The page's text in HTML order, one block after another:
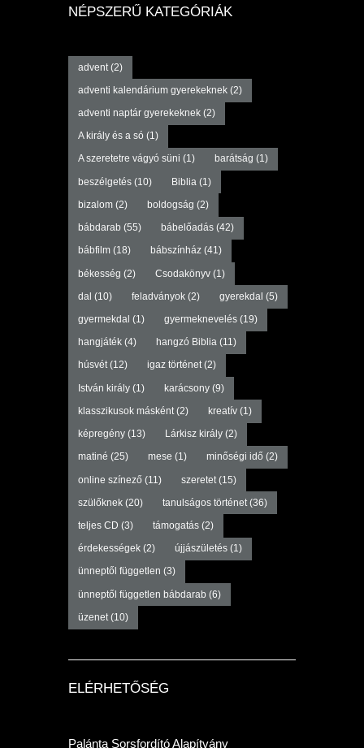
NÉPSZERŰ KATEGÓRIÁK
advent(2)
adventi kalendárium gyerekeknek(2)
adventi naptár gyerekeknek(2)
A király és a só (1)
A szeretetre vágyó süni (1) barátság (1)
beszélgetés(10) Biblia (1)
bizalom(2) boldogság (2)
bábdarab (55) bábelőadás(42)
bábfilm(18) bábszínház(41)
békesség (2) Csodakönyv(1)
dal (10) feladványok(2) gyerekdal (5)
gyermekdal (1) gyermeknevelés(19)
hangjáték(4) hangzó Biblia(11)
húsvét(12) igaz történet(2)
István király(1) karácsony(9)
klasszikusok másként(2) kreatív(1)
képregény(13) Lárkisz király(2)
matiné (25) mese (1) minőségi idő (2)
online színező (11) szeretet(15)
szülőknek(20) tanulságos történet(36)
teljes CD (3) támogatás(2)
érdekességek(2) újjászületés(1)
ünneptől független (3)
ünneptől független bábdarab (6)
üzenet(10)
ELÉRHETŐSÉG
Palánta Sorsfordító Alapítvány